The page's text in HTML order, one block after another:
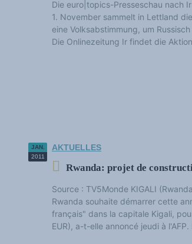
Die euro|topics-Presseschau nach
1. November sammelt in Lettland
eine Volksabstimmung, um
Die Onlinezeitung Ir findet die
JAN.
2011
AKTUELLES
Rwanda: projet de
Source : TV5Monde KIGALI
Rwanda souhaite démarrer cette
français" dans la capitale Kigali,
EUR), a-t-elle annoncé jeudi à